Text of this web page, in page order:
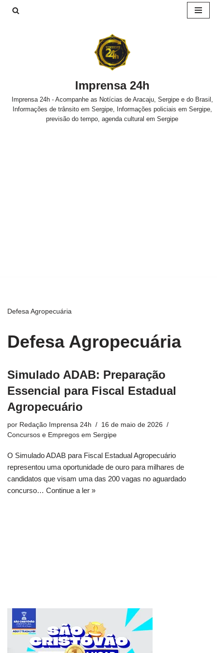
Imprensa 24h
Imprensa 24h - Acompanhe as Notícias de Aracaju, Sergipe e do Brasil,
Informações de trânsito em Sergipe, Informações policiais em Sergipe,
previsão do tempo, agenda cultural em Sergipe
Defesa Agropecuária
Defesa Agropecuária
Simulado ADAB: Preparação
Essencial para Fiscal Estadual
Agropecuário
por Redação Imprensa 24h
16 de maio de 2026
Concursos e Empregos em Sergipe
O Simulado ADAB para Fiscal Estadual Agropecuário
representou uma oportunidade de ouro para milhares de
candidatos que visam uma das 200 vagas no aguardado
concurso… Continue a ler »